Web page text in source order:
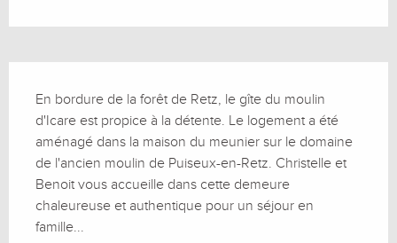
En bordure de la forêt de Retz, le gîte du moulin
d'Icare est propice à la détente. Le logement a été
aménagé dans la maison du meunier sur le domaine
de l'ancien moulin de Puiseux-en-Retz. Christelle et
Benoit vous accueille dans cette demeure
chaleureuse et authentique pour un séjour en
famille...